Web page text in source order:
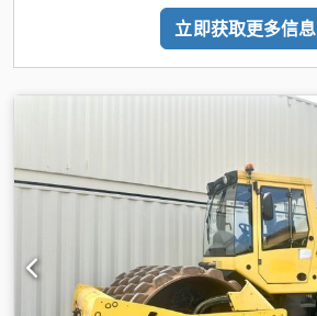
立即获取更多信息